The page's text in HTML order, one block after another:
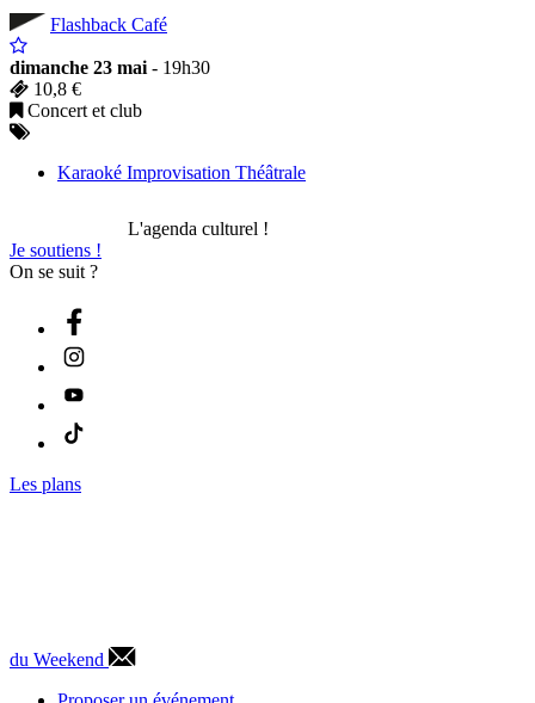
Flashback Café
dimanche 23 mai - 19h30
10,8 €
Concert et club
Karaoké Improvisation Théâtrale
L'agenda culturel !
Je soutiens !
On se suit ?
Les plans
du Weekend